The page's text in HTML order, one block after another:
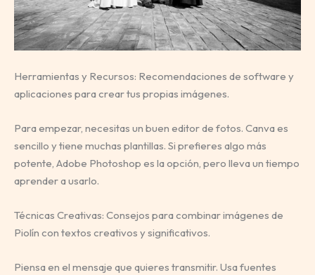
Herramientas y Recursos: Recomendaciones de software y
aplicaciones para crear tus propias imágenes.
Para empezar, necesitas un buen editor de fotos. Canva es
sencillo y tiene muchas plantillas. Si prefieres algo más
potente, Adobe Photoshop es la opción, pero lleva un tiempo
aprender a usarlo.
Técnicas Creativas: Consejos para combinar imágenes de
Piolín con textos creativos y significativos.
Piensa en el mensaje que quieres transmitir. Usa fuentes